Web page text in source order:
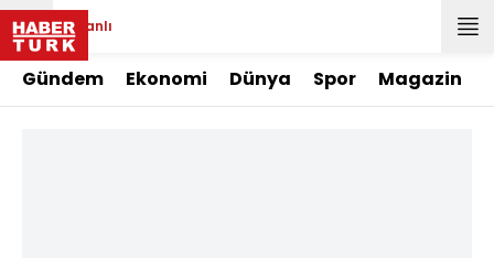
Canlı
Gündem Ekonomi Dünya Spor Magazin